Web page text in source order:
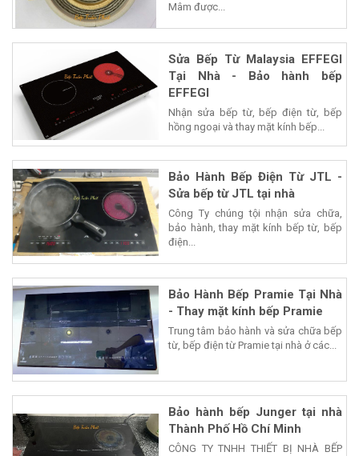
Mâm được...
Sửa Bếp Từ Malaysia EFFEGI
Tại Nhà - Bảo hành bếp
EFFEGI
Nhận sửa bếp từ, bếp điện từ, bếp
hồng ngoại và thay mặt kính bếp...
Bảo Hành Bếp Điện Từ JTL -
Sửa bếp từ JTL tại nhà
Công Ty chúng tội nhận sửa chữa,
bảo hành, thay mặt kính bếp từ, bếp
điện...
Bảo Hành Bếp Pramie Tại Nhà
- Thay mặt kính bếp Pramie
Trung tâm bảo hành và sửa chữa bếp
từ, bếp điện từ Pramie tại nhà ở các...
Bảo hành bếp Junger tại nhà
Thành Phố Hồ Chí Minh
CÔNG TY TNHH THIẾT BỊ NHÀ BẾP